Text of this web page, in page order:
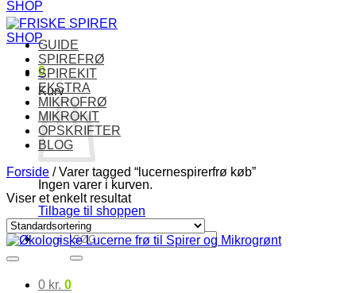
0
Kurv
Ingen varer i kurven.
Tilbage til shoppen
Søg
efter:
0 kr. 0
GUIDE
SPIREFRØ
SPIREKIT
EKSTRA
MIKROFRØ
MIKROKIT
OPSKRIFTER
BLOG
Forside /Varer tagged “lucernespirerfrø køb”
Viser et enkelt resultat